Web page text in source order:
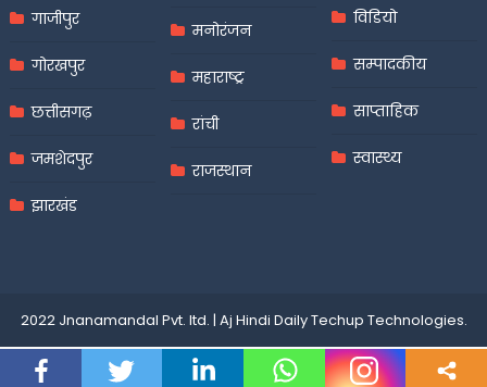
गाजीपुर
गोरखपुर
छत्तीसगढ़
जमशेदपुर
झारखंड
मनोरंजन
महाराष्ट्र
रांची
राजस्थान
विडियो
सम्पादकीय
साप्ताहिक
स्वास्थ्य
2022 Jnanamandal Pvt. ltd. | Aj Hindi DailyTechup Technologies.